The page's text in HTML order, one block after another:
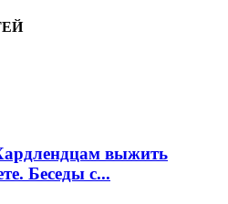
выжить
Беседы с...